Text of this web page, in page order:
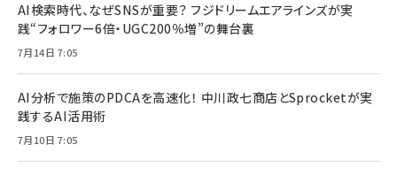
AI検索時代、なぜSNSが重要？ フジドリームエアラインズが実
践“フォロワー6倍・UGC200％増”の舞台裏
7月14日 7:05
AI分析で施策のPDCAを高速化！ 中川政七商店とSprocketが実
践するAI活用術
7月10日 7:05